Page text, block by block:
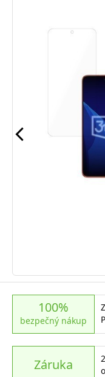
100%
bezpečný nákup
Záruka